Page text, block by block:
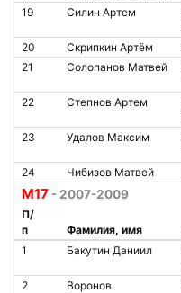
19
Силин Артем
20 Скрипкин Артём
21
Солопанов Матвей
22 Степнов Артем
23 Удалов Максим
24 Чибизов Матвей
М17 - 2007-2009
П/
п
Фамилия, имя
1
Бакутин Даниил
2
Воронов